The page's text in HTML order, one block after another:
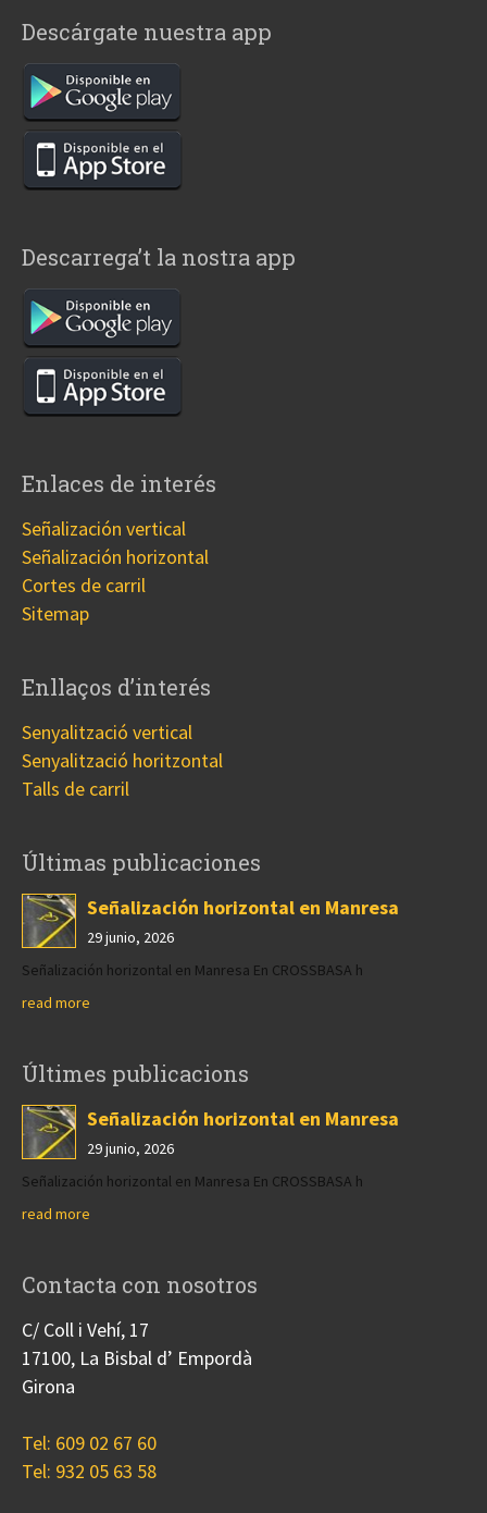
Descárgate nuestra app
Descarrega’t la nostra app
Enlaces de interés
Señalización vertical
Señalización horizontal
Cortes de carril
Sitemap
Enllaços d’interés
Senyalització vertical
Senyalització horitzontal
Talls de carril
Últimas publicaciones
Señalización horizontal en Manresa
29 junio, 2026
Señalización horizontal en Manresa En CROSSBASA h
read more
Últimes publicacions
Señalización horizontal en Manresa
29 junio, 2026
Señalización horizontal en Manresa En CROSSBASA h
read more
Contacta con nosotros
C/ Coll i Vehí, 17
17100, La Bisbal d’ Empordà
Girona
Tel: 609 02 67 60
Tel: 932 05 63 58